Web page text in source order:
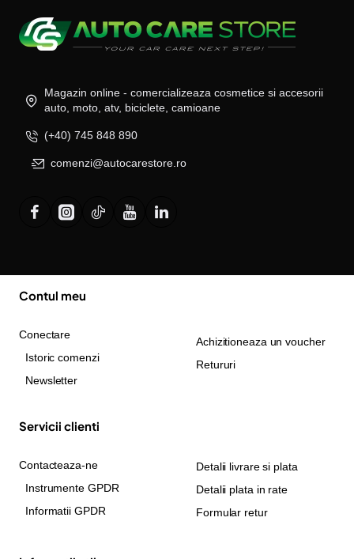
Magazin online - comercializeaza cosmetice si accesorii
auto, moto, atv, biciclete, camioane
(+40) 745 848 890
comenzi@autocarestore.ro
Contul meu
Conectare
Istoric comenzi
Newsletter
Achizitioneaza un voucher
Retururi
Servicii clienti
Contacteaza-ne
Instrumente GPDR
Informatii GPDR
Detalii livrare si plata
Detalii plata in rate
Formular retur